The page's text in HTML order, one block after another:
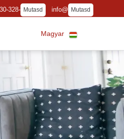
328- Mutasd info@ Mutasd
Magyar